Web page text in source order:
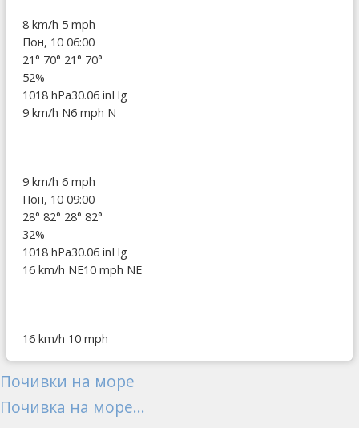
8 km/h 5 mph
Пон, 10 06:00
21° 70° 21° 70°
52%
1018 hPa30.06 inHg
9 km/h N6 mph N
9 km/h 6 mph
Пон, 10 09:00
28° 82° 28° 82°
32%
1018 hPa30.06 inHg
16 km/h NE10 mph NE
16 km/h 10 mph
Почивки на море
Почивка на море...